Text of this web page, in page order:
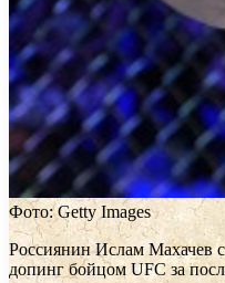
Фото: Getty Images
Россиянин Ислам Махачев
допинг бойцом UFC за